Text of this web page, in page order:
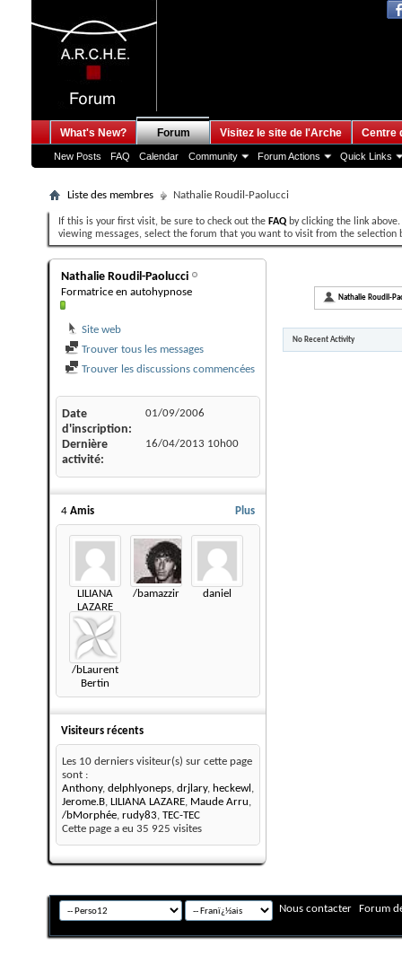
What's New? Forum
New Posts FAQ Calendar Community Forum Actions Quick Links
Visitez le site de l'Arche Centre
Liste des membres Nathalie Roudil-Paolucci
If this is your first visit, be sure to check out the FAQ by clicking the link
viewing messages, select the forum that you want to visit from the selection
Nathalie Roudil-Paolucci
Formatrice en autohypnose
Site web
Trouver tous les messages
Trouver les discussions commencées
Date
d'inscription
01/09/2006
Dernière
activité
16/04/2013 10h00
Plus
4 Amis
LILIANA
LAZARE
/bamazzir daniel
/bLaurent
Bertin
Visiteurs récents
Les 10 derniers visiteur(s) sur cette page
sont :
Anthony, delphlyoneps, drjlary, heckewl ,
Jerome.B, LILIANA LAZARE, Maude Arru,
/bMorphée, rudy83, TEC-TEC
Cette page a eu 35 925 visites
Nathalie Roudil-
No Recent Activity
Nous contacter Forum